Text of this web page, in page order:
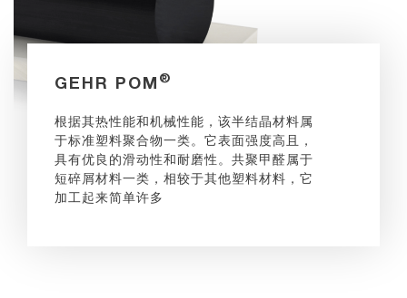
GEHR POM ®
根据其热性能和机械性能，该半结晶材料属
于标准塑料聚合物一类。它表面强度高且，
具有优良的滑动性和耐磨性。共聚甲醛属于
短碎屑材料一类，相较于其他塑料材料，它
加工起来简单许多